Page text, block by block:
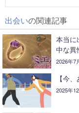
出会いの関連記事
本当に
中な異
2026年7
【今
2025年